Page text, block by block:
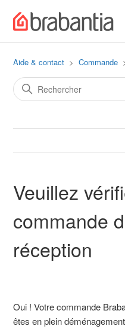
Aide & contact Commande
Veuillez
commande
réception
Oui ! Votre commande
êtes en plein